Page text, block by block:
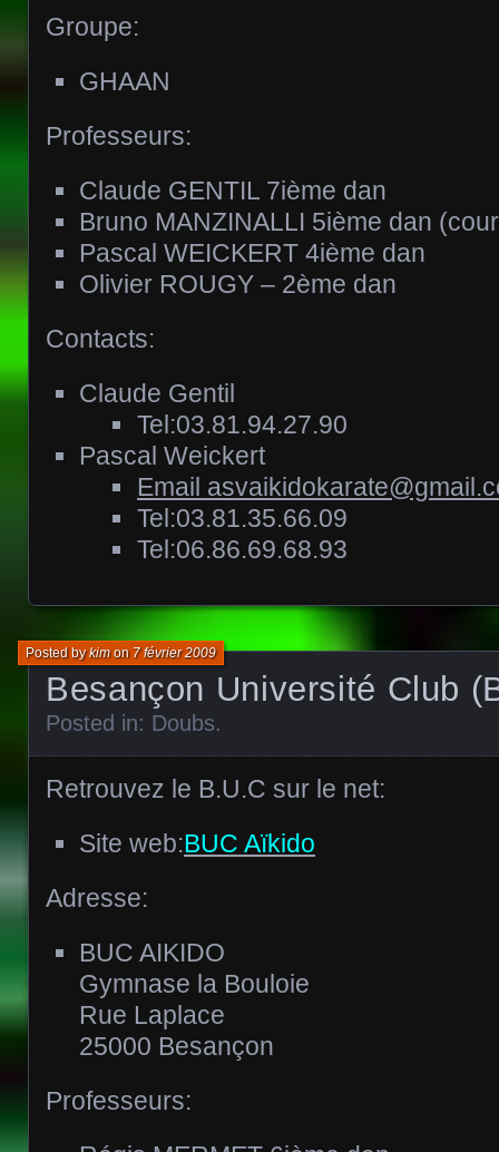
Groupe:
GHAAN
Professeurs:
Claude GENTIL 7ième dan
Bruno MANZINALLI 5ième dan
Pascal WEICKERT 4ième dan
Olivier ROUGY – 2ème dan
Contacts:
Claude Gentil
Tel:03.81.94.27.90
Pascal Weickert
Email
Tel:03.81.35.66.09
Tel:06.86.69.68.93
Besançon Université Club
Posted bykimon 7 février 2009
Posted in: Doubs.
Retrouvez le B.U.C sur le net:
Site web:BUC Aïkido
Adresse:
BUC AIKIDO
Gymnase la Bouloie
Rue Laplace
25000 Besançon
Professeurs: